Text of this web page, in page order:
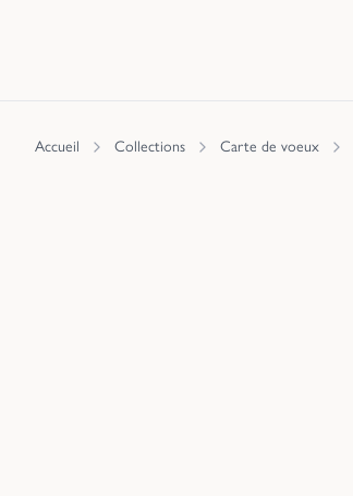
Accueil Collections Carte de voeux